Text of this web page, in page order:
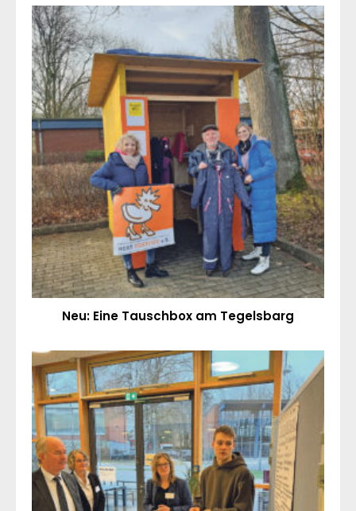
Neu: Eine Tauschbox am Tegelsbarg